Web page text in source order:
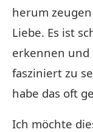
herum
Liebe. Es ist
erkennen und
fasziniert zu
habe das oft
Ich möchte